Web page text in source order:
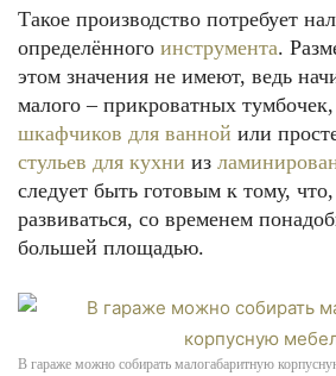
Такое производство потребует
определённого инструмента.
этом значения не имеют, ведь
малого – прикроватных
шкафчиков для ванной или
стульев для кухни из
следует быть готовым к тому,
развиваться, со временем
большей площадью.
В гараже можно собирать малогабаритную